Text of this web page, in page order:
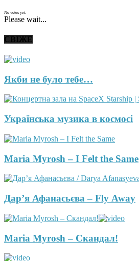
No votes yet.
Please wait...
СВІЖЕ
Якби не було тебе…
Українська музика в космосі
Maria Myrosh – I Felt the Same
Дар’я Афанасьєва – Fly Away
Maria Myrosh – Скандал!